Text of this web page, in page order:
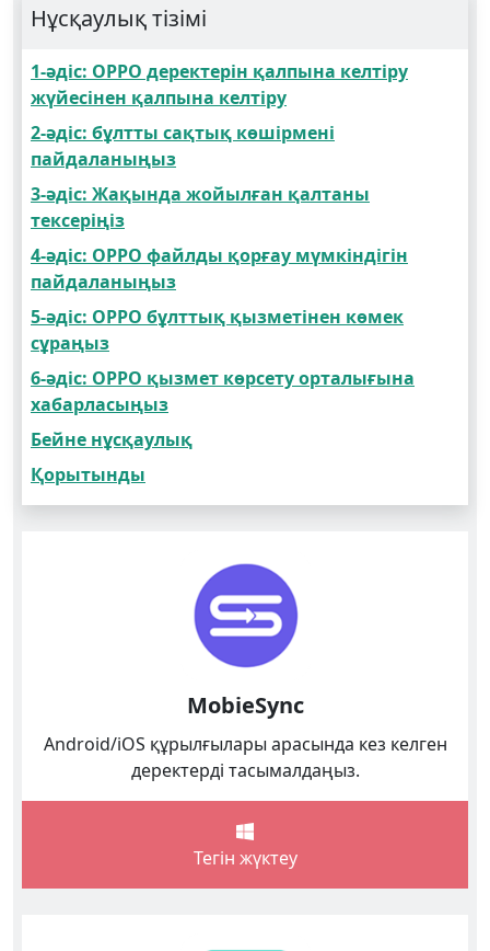
Нұсқаулық тізімі
1-әдіс: OPPO деректерін қалпына келтіру
жүйесінен қалпына келтіру
2-әдіс: бұлтты сақтық көшірмені
пайдаланыңыз
3-әдіс: Жақында жойылған қалтаны
тексеріңіз
4-әдіс: OPPO файлды қорғау мүмкіндігін
пайдаланыңыз
5-әдіс: OPPO бұлттық қызметінен көмек
сұраңыз
6-әдіс: OPPO қызмет көрсету орталығына
хабарласыңыз
Бейне нұсқаулық
Қорытынды
MobieSync
Android/iOS құрылғылары арасында кез келген
деректерді тасымалдаңыз.
Тегін жүктеу